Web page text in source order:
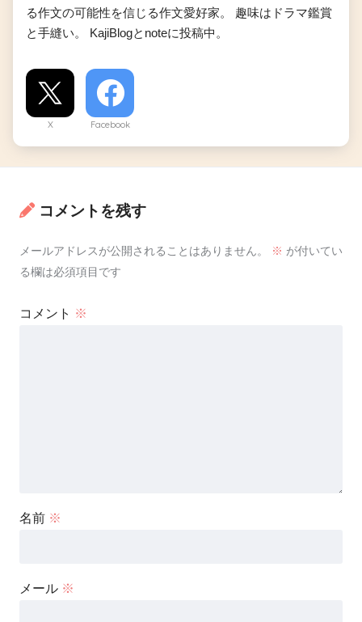
る作文の可能性を信じる作文愛好家。 趣味はドラマ鑑賞
と手縫い。 KajiBlogとnoteに投稿中。
X Facebook
コメントを残す
メールアドレスが公開されることはありません。 ※ が付いてい
る欄は必須項目です
コメント ※
名前 ※
メール ※